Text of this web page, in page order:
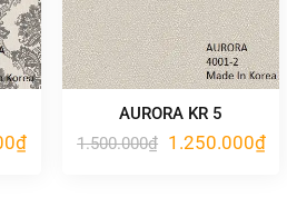
₫Giá
hiện
AURORA KR 5
1.500.000₫ Giá
1.250.000₫Giá
hiện